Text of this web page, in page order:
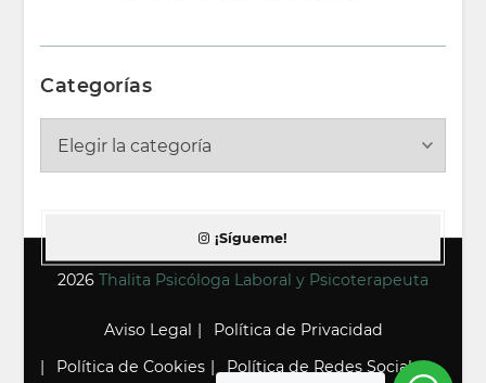
Categorías
Categorías
¡Sígueme!
2026 Thalita Psicóloga Laboral y Psicoterapeuta
Aviso Legal
Política de Privacidad
Política de Cookies
Política de Redes Sociales